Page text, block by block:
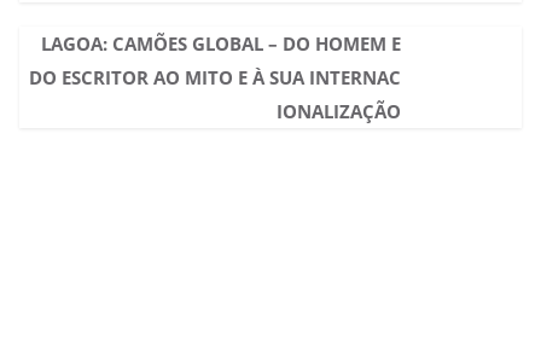
LAGOA: CAMÕES GLOBAL – DO HOMEM E
DO ESCRITOR AO MITO E À SUA INTERNAC
IONALIZAÇÃO